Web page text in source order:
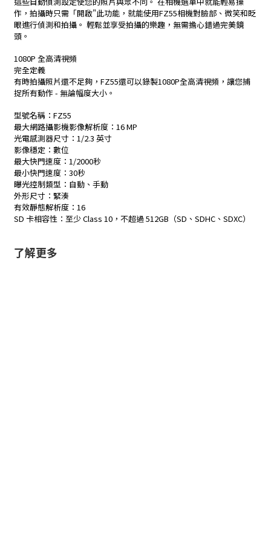
作，拍攝時只需「開啟"此功能，就能使用FZ55相機對臉部、微笑和眨
眼進行偵測和拍攝。 輕鬆並享受拍攝的樂趣，無需擔心錯過完美鏡
頭。
1080P 全高清視頻
完全定義
有時拍攝照片還不足夠，FZ55還可以錄製1080P全高清視頻，讓您捕
捉所有動作 - 無論幅度大小。
型號名稱：FZ55
最大網路攝影機影像解析度：16 MP
光電感測器尺寸：1/2.3 英寸
影像穩定：數位
最大快門速度：1/2000秒
最小快門速度：30秒
曝光控制類型：自動、手動
外形尺寸：緊湊
有效靜態解析度：16
SD 卡相容性：至少 Class 10，不超過 512GB（SD、SDHC、SDXC）
了解更多